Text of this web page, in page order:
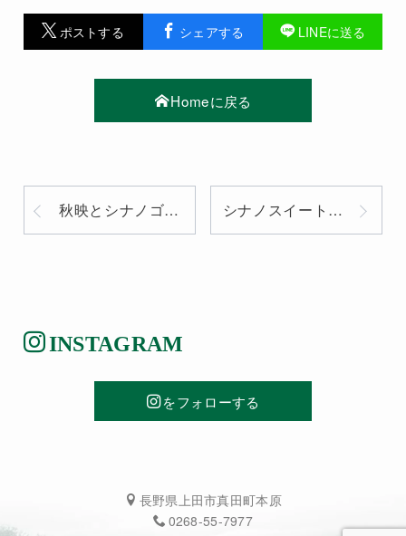
ポストする シェアする LINEに送る
Homeに戻る
秋映とシナノゴールド順調に生育中 シナノスイートが赤く色付きはじめました
INSTAGRAM
をフォローする
長野県上田市真田町本原
0268-55-7977